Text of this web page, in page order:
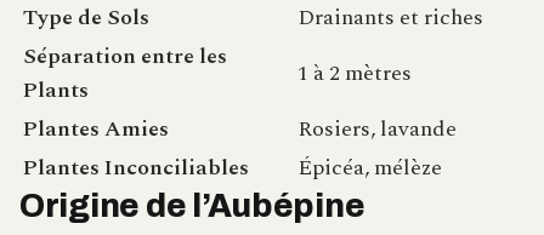
Type de Sols
Drainants et riches
Séparation entre les
Plants
1 à 2 mètres
Plantes Amies
Rosiers, lavande
Plantes Inconciliables
Épicéa, mélèze
Origine de l’Aubépine